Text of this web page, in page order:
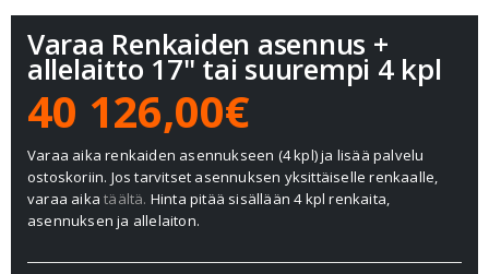
Varaa Renkaiden asennus +
allelaitto 17" tai suurempi 4 kpl
40 126,00€
Varaa aika renkaiden asennukseen (4 kpl) ja lisää palvelu
ostoskoriin. Jos tarvitset asennuksen yksittäiselle renkaalle,
varaa aikatäältä. Hinta pitää sisällään 4 kpl renkaita,
asennuksen ja allelaiton.